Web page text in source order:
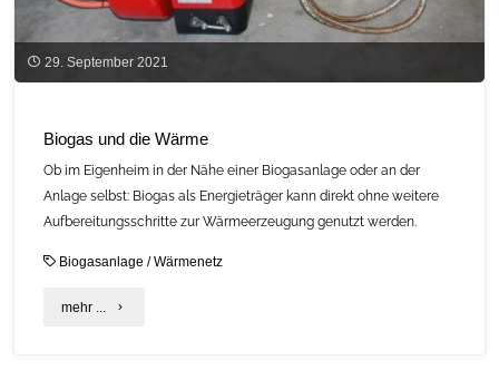
29. September 2021
Biogas und die Wärme
Ob im Eigenheim in der Nähe einer Biogasanlage oder an der
Anlage selbst: Biogas als Energieträger kann direkt ohne weitere
Aufbereitungsschritte zur Wärmeerzeugung genutzt werden.
Biogasanlage /Wärmenetz
mehr ... "Biogas